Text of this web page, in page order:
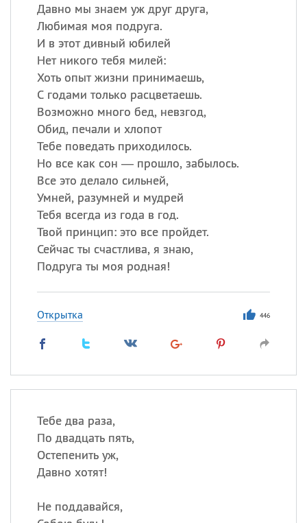
Давно мы знаем уж друг друга,
Любимая моя подруга.
И в этот дивный юбилей
Нет никого тебя милей:
Хоть опыт жизни принимаешь,
С годами только расцветаешь.
Возможно много бед, невзгод,
Обид, печали и хлопот
Тебе поведать приходилось.
Но все как сон — прошло, забылось.
Все это делало сильней,
Умней, разумней и мудрей
Тебя всегда из года в год.
Твой принцип: это все пройдет.
Сейчас ты счастлива, я знаю,
Подруга ты моя родная!
Открытка 446
Тебе два раза,
По двадцать пять,
Остепенить уж,
Давно хотят!
Не поддавайся,